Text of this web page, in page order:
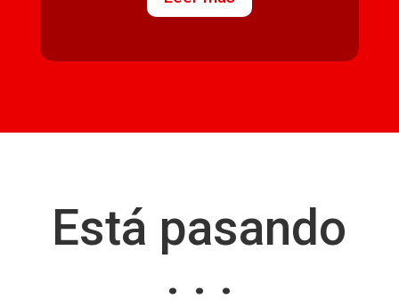
Está pasando
. . .